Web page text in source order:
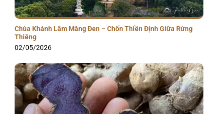
Chùa Khánh Lâm Măng Đen – Chốn Thiền Định Giữa Rừng
Thiêng
02/05/2026